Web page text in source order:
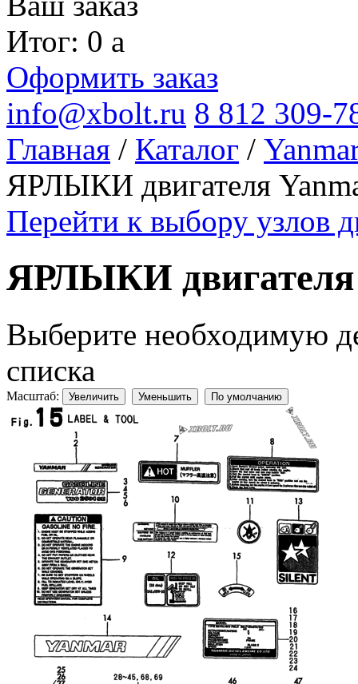
Итог: 0 a
Оформить заказ
info@xbolt.ru 8 812 309-
Главная / Каталог /
ЯРЛЫКИ двигателя
Перейти к выбору узлов
ЯРЛЫКИ двигателя
Выберите необходимую
списка
Масштаб: Увеличить Уменьшить По умолчанию